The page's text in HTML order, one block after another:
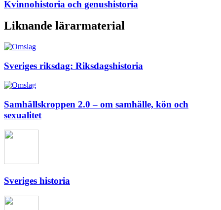
Kvinnohistoria och genushistoria
Liknande lärarmaterial
Sveriges riksdag: Riksdagshistoria
Samhällskroppen 2.0 – om samhälle, kön och
sexualitet
Sveriges historia